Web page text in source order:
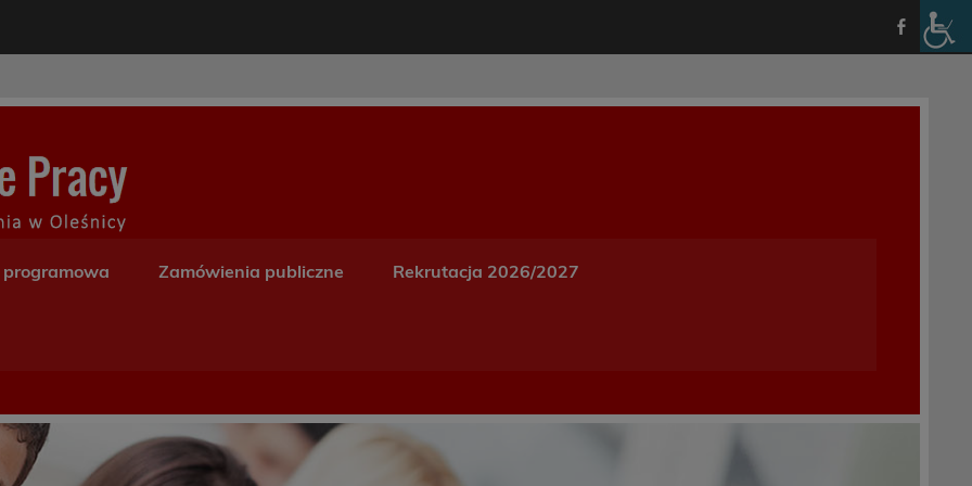
Zamówienia publiczne Rekrutacja 2026/2027